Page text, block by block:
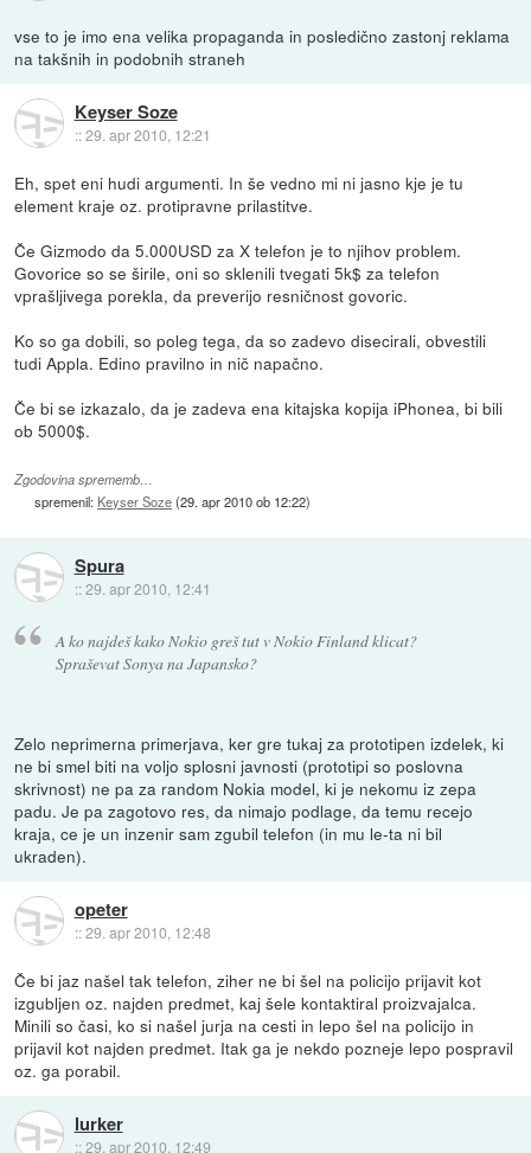
vse to je imo ena velika propaganda in posledično zastonj reklama
na takšnih in podobnih straneh
Keyser Soze
::29. apr 2010, 12:21
Eh, spet eni hudi argumenti. In še vedno mi ni jasno kje je tu
element kraje oz. protipravne prilastitve.
Če Gizmodo da 5.000USD za X telefon je to njihov problem.
Govorice so se širile, oni so sklenili tvegati 5k$ za telefon
vprašljivega porekla, da preverijo resničnost govoric.
Ko so ga dobili, so poleg tega, da so zadevo disecirali, obvestili
tudi Appla. Edino pravilno in nič napačno.
Če bi se izkazalo, da je zadeva ena kitajska kopija iPhonea, bi bili
ob 5000$.
Zgodovina sprememb…
spremenil: Keyser Soze(29. apr 2010 ob 12:22)
Spura
::29. apr 2010, 12:41
A ko najdeš kako Nokio greš tut v Nokio Finland klicat?
Spraševat Sonya na Japansko?
Zelo neprimerna primerjava, ker gre tukaj za prototipen izdelek, ki
ne bi smel biti na voljo splosni javnosti (prototipi so poslovna
skrivnost) ne pa za random Nokia model, ki je nekomu iz zepa
padu. Je pa zagotovo res, da nimajo podlage, da temu recejo
kraja, ce je un inzenir sam zgubil telefon (in mu le-ta ni bil
ukraden).
opeter
::29. apr 2010, 12:48
Če bi jaz našel tak telefon, ziher ne bi šel na policijo prijavit kot
izgubljen oz. najden predmet, kaj šele kontaktiral proizvajalca.
Minili so časi, ko si našel jurja na cesti in lepo šel na policijo in
prijavil kot najden predmet. Itak ga je nekdo pozneje lepo pospravil
oz. ga porabil.
lurker
::29. apr 2010, 12:49